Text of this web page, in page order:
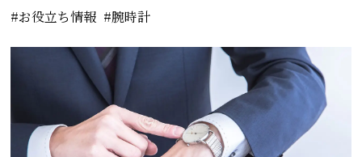
お役立ち情報 腕時計